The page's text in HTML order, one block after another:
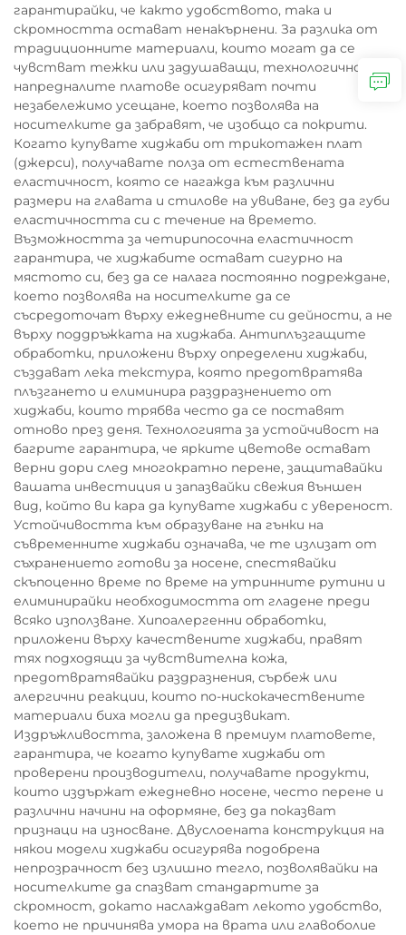
гарантирайки, че както удобството, така и
скромността остават ненакърнени. За разлика от
традиционните материали, които могат да се
чувстват тежки или задушаващи, технологично
напредналите платове осигуряват почти
незабележимо усещане, което позволява на
носителките да забравят, че изобщо са покрити.
Когато купувате хиджаби от трикотажен плат
(джерси), получавате полза от естествената
еластичност, която се нагажда към различни
размери на главата и стилове на увиване, без да губи
еластичността си с течение на времето.
Възможността за четирипосочна еластичност
гарантира, че хиджабите остават сигурно на
мястото си, без да се налага постоянно подреждане,
което позволява на носителките да се
съсредоточат върху ежедневните си дейности, а не
върху поддръжката на хиджаба. Антиплъзгащите
обработки, приложени върху определени хиджаби,
създават лека текстура, която предотвратява
плъзгането и елиминира раздразнението от
хиджаби, които трябва често да се поставят
отново през деня. Технологията за устойчивост на
багрите гарантира, че ярките цветове остават
верни дори след многократно перене, защитавайки
вашата инвестиция и запазвайки свежия външен
вид, който ви кара да купувате хиджаби с увереност.
Устойчивостта към образуване на гънки на
съвременните хиджаби означава, че те излизат от
съхранението готови за носене, спестявайки
скъпоценно време по време на утринните рутини и
елиминирайки необходимостта от гладене преди
всяко използване. Хипоалергенни обработки,
приложени върху качествените хиджаби, правят
тях подходящи за чувствителна кожа,
предотвратявайки раздразнения, сърбеж или
алергични реакции, които по-нискокачествените
материали биха могли да предизвикат.
Издръжливостта, заложена в премиум платовете,
гарантира, че когато купувате хиджаби от
проверени производители, получавате продукти,
които издържат ежедневно носене, често перене и
различни начини на оформяне, без да показват
признаци на износване. Двуслоената конструкция на
някои модели хиджаби осигурява подобрена
непрозрачност без излишно тегло, позволявайки на
носителките да спазват стандартите за
скромност, докато наслаждават лекото удобство,
което не причинява умора на врата или главоболие